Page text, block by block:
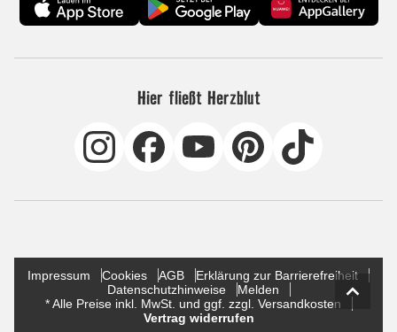
Hier fließt Herzblut
Impressum Cookies AGB
Erklärung zur Barrierefreiheit
Datenschutzhinweise
Melden
* Alle Preise inkl. MwSt. und ggf. zzgl. Versandkosten
Vertrag widerrufen